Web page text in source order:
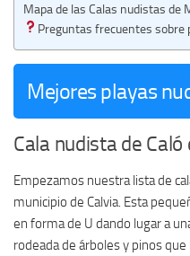
Mapa de las Calas nudistas de
Preguntas frecuentes sobre
Mejores playas
Cala nudista de
Empezamos nuestra lista de
municipio de Calvia. Esta
en forma de U dando lugar a
rodeada de árboles y pinos que